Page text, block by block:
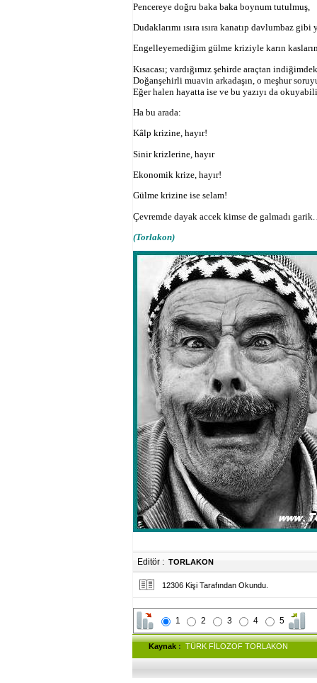
Pencereye doğru baka baka boynum tutulmuş,
Dudaklarımı ısıra ısıra kanatıp davlumbaz gibi
Engelleyemediğim gülme kriziyle karın
Kısacası; vardığımız şehirde araçtan
Doğanşehirli muavin arkadaşın, o meşhur
Eğer halen hayatta ise ve bu yazıyı da
Ha bu arada:
Kâlp krizine, hayır!
Sinir krizlerine, hayır
Ekonomik krize, hayır!
Gülme krizine ise selam!
Çevremde dayak accek kimse de galmadı garik.
(Torlakon)
Editör : TORLAKON
12306 Kişi Tarafından Okundu.
1 2 3 4 5
Kaynak : TÜRK FİLOZOF TORLAKON